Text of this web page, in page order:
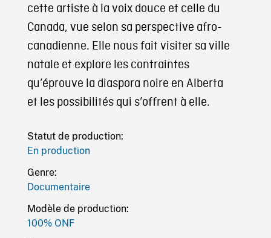
cette artiste à la voix douce et celle du
Canada, vue selon sa perspective afro-
canadienne. Elle nous fait visiter sa ville
natale et explore les contraintes
qu’éprouve la diaspora noire en Alberta
et les possibilités qui s’offrent à elle.
Statut de production:
En production
Genre:
Documentaire
Modèle de production:
100% ONF